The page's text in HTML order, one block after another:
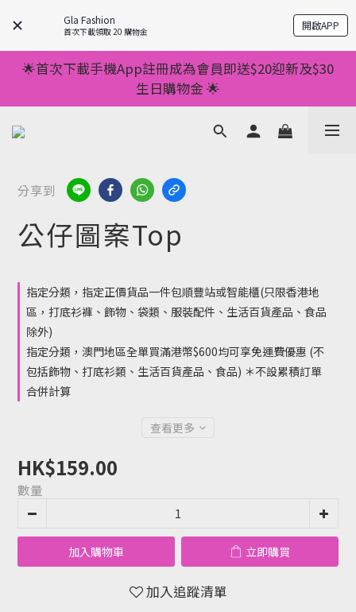
Gla Fashion
首次下載領取 20 購物金 開啟APP
💥正價服裝滿減優惠💥 ✅一件起包順豐 ✅第二件起減
$20 ✅第三件減$40    如此類推⬆不設上限
💥正價服裝滿減優惠💥 ✅一件起包順豐 ✅第二件起減
$20 ✅第三件減$40    如此類推⬆不設上限
🌟首次下載手機App註冊成為會員即送$20迎新及$30
生日購物金 🌟
🌟手機App消費儲積分當購物金用🌟消費1元有1分 🌟
累積滿100分可當1元使用🌟
💥正價服裝滿減優惠💥 ✅一件起包順豐 ✅第二件起減
$20 ✅第三件減$40    如此類推⬆不設上限
分享到
公仔圖案Top
指定分類，指定正價貨品一件包順豐站或智能櫃(只限香港地
區，打底衫褲、飾物、袋類、服裝配件、生活百貨產品、食品
除外)
指定分類，澳門地區全單買滿港幣$600均可享免運費優惠 (不
包括飾物、打底衫類、生活百貨產品、食品) ＊不設累積訂單
合併計算
查看更多
HK$159.00
數量
加入購物車 立即購買
加入追蹤清單